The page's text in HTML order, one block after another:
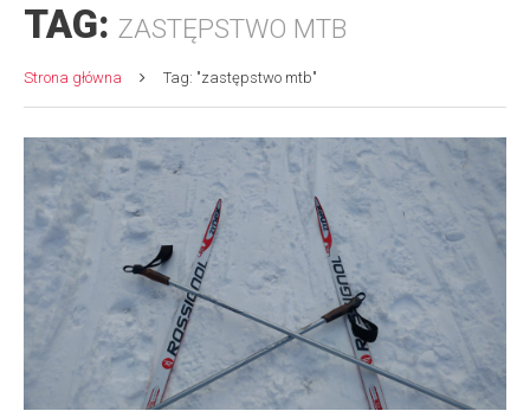
TAG: ZASTĘPSTWO MTB
Strona główna Tag: "zastępstwo mtb"